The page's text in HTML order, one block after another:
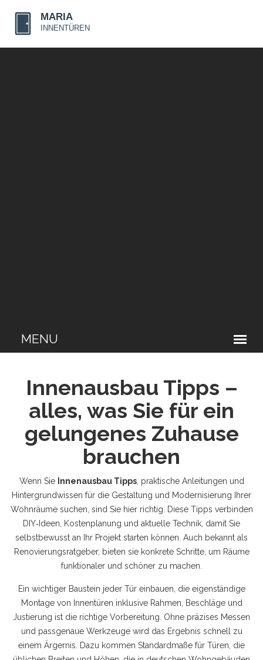
Innenausbau Tipps –
alles, was Sie für ein
gelungenes Zuhause
brauchen
Wenn Sie Innenausbau Tipps, praktische Anleitungen und
Hintergrundwissen für die Gestaltung und Modernisierung Ihrer
Wohnräumesuchen, sind Sie hier richtig. Diese Tipps verbinden
DIY‑Ideen, Kostenplanung und aktuelle Technik, damit Sie
selbstbewusst an Ihr Projekt starten können. Auch bekannt als
Renovierungsratgeber, bieten sie konkrete Schritte, um Räume
funktionaler und schöner zu machen.
Ein wichtiger Baustein jeder Tür einbauen die eigenständige
Montage von Innentüren inklusive Rahmen, Beschläge und
Justierung ist die richtige Vorbereitung. Ohne präzises Messen
und passgenaue Werkzeuge wird das Ergebnis schnell zu
einem Ärgernis. Dazu kommen Standardmaße für Türen die